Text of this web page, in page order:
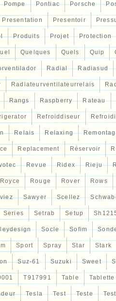
Pompe Pontiac Porsche
Presentation Presentoir
Produits Projet Protection
Quelques Quels Quip
Radial Radiasud
Radiateurventilateurrelais
Rangs Raspberry Rateau
Refroiddiseur Refroidi
Relais Relaxing
Replacement Réservoir
Revue Ridex Rieju
Rouge Rover Rows
Sawyer Scellez
Series Setrab Setup
Socle Sofim
Sport Spray Star Stark
Suz-61 Suzuki Sweet
T917991 Table Tablette
Tesla Test Teste